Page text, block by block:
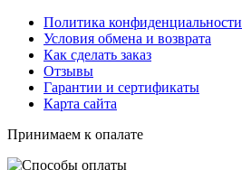
Политика конфиденциальности
Условия обмена и возврата
Как сделать заказ
Отзывы
Гарантии и сертификаты
Карта сайта
Принимаем к опалате